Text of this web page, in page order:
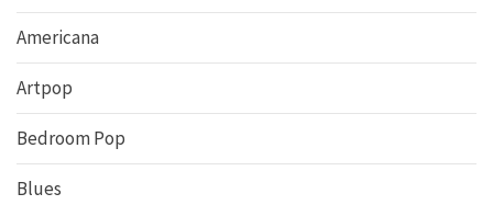
Americana
Artpop
Bedroom Pop
Blues